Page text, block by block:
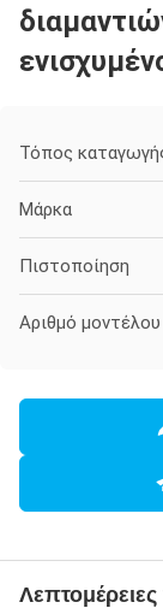
Τόπος
Μάρκα
Πιστοποίηση
Αριθμό μοντέλου